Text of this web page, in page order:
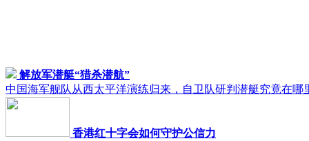
解放军潜艇“猎杀潜航”
中国海军舰队从西太平洋演练归来，自卫队研判潜艇究竟在哪
香港红十字会如何守护公信力